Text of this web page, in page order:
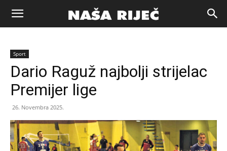
Naša
riječ
Sport
Dario Raguž najbolji strijelac
Premijer lige
26. Novembra 2025.